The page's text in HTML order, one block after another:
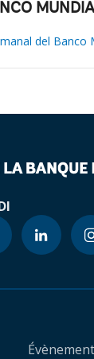
del Banco